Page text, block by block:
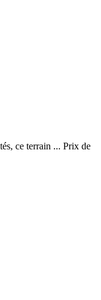
ce terrain ... Prix de